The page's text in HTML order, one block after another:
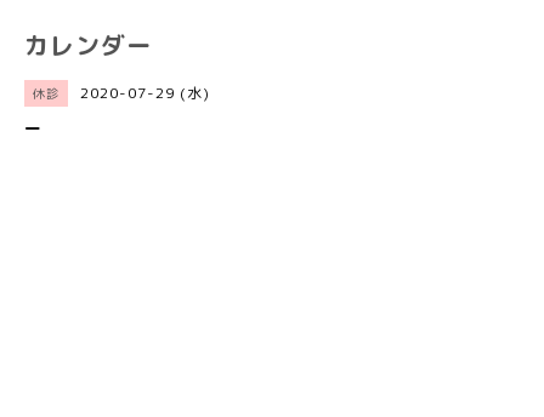
カレンダー
休診 2020-07-29 (水)
ー